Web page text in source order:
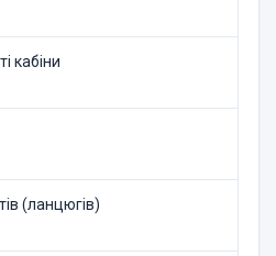
кабіни
(ланцюгів)